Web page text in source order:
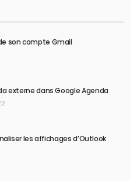
son compte Gmail
externe dans Google Agenda
les affichages d’Outlook